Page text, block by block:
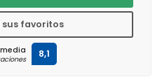
sus favoritos
8,1